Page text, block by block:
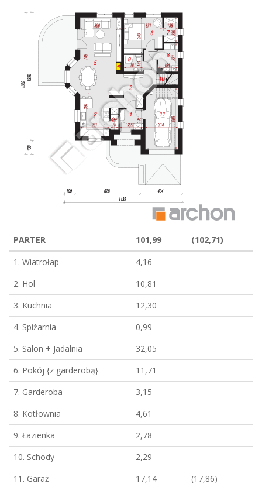
PARTER 101,99
(102,71)
1. Wiatrołap
4,16
2. Hol
10,81
3. Kuchnia
12,30
4. Spiżarnia
0,99
5. Salon + Jadalnia
32,05
6. Pokój {z garderobą}
11,71
7. Garderoba
3,15
8. Kotłownia
4,61
9. Łazienka
2,78
10. Schody
2,29
11. Garaż
17,14 (17,86)